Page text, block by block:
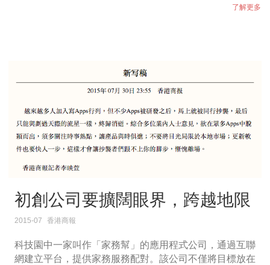
了解更多
初創公司要擴闊眼界，跨越地限
2015-07 香港商報
科技園中一家叫作「家務幫」的應用程式公司，通過互聯
網建立平台，提供家務服務配對。該公司不僅將目標放在